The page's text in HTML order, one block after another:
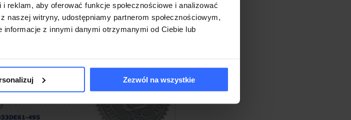
aby oferować funkcje społecznościowe i analizować
witryny, udostępniamy partnerom społecznościowym,
z innymi danymi otrzymanymi od Ciebie lub
Zezwól na wszystkie